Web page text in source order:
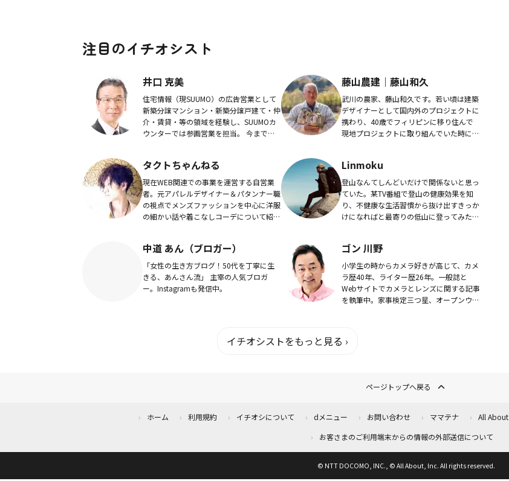
注目のイチオシスト
井口 克美
住宅情報（現SUUMO）の広告営業として
新築分譲マンション・新築分譲戸建て・仲
介・賃貸・等の領域を経験し、SUUMOカ
ウンターでは参画営業を担当。 今まで見
超え...
藤山農建｜藤山和久
武川の農家、藤山和久です。若い頃は建築
デザイナーとして国内外のプロジェクトに
携わり、40歳でフィリピンに移り住んで
現地プロジェクトに取り組んでいた時に、
見てきただけ...
タクトちゃんねる
現在WEB関連での事業を運営する自営業
者。元アパレルデザイナー＆パタンナー職
の視点でメンズファッションを中心に洋服
の細かい話や着こなしコーデについて紹介
設。今...
Linmoku
登山なんてしんどいだけで関係ないと思っ
ていた。某TV番組で登山の健康効果を知
り、不健康な生活習慣から抜け出すきっか
けになればと最寄りの低山に登ってみた。
される最高の...
中道 あん（ブロガー）
「女性の生き方ブログ！50代を丁寧に生
きる、あんさん流」 主宰の人気ブロガ
ー。Instagramも発信中。
ゴン 川野
小学生の時からカメラ好きが高じて、カメ
ラ歴40年、ライター歴26年。一般誌と
Webサイトでカメラとレンズに関する記事
を執筆中。家事検定三つ星、オープンウォ
イチオシストをもっと見る ›
ページトップへ戻る
ホーム 利用規約 イチオシについて dメニュー お問い合わせ ママテナ All About
お客さまのご利用端末からの情報の外部送信について
© NTT DOCOMO, INC., © All About, Inc. All rights reserved.